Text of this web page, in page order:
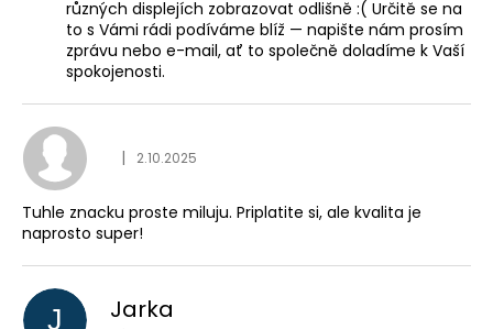
různých displejích zobrazovat odlišně :( Určitě se na
to s Vámi rádi podíváme blíž — napište nám prosím
zprávu nebo e-mail, ať to společně doladíme k Vaší
spokojenosti.
Hodnocení
| 2.10.2025
Tuhle znacku proste miluju. Priplatite si, ale kvalita je
naprosto super!
J Jarka